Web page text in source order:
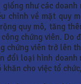
như các
chỉnh về mặt quy
quy mô, tăng
chứng viên.
chứng viên trở lên
đổi loại hình
cho việc tổ